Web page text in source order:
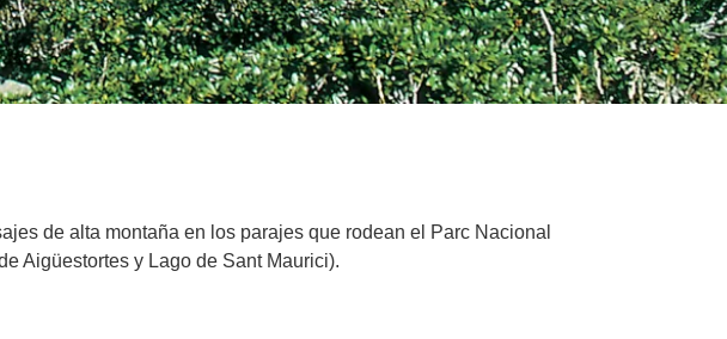
de alta montaña en los parajes que rodean el Parc Nacional
Aigüestortes y Lago de Sant Maurici).